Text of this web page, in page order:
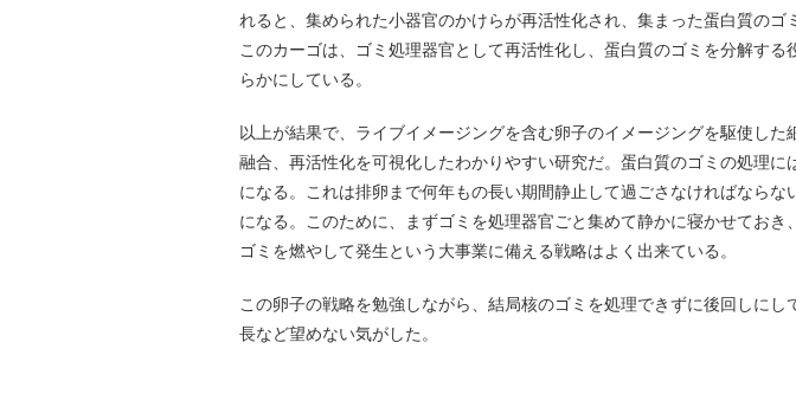
れると、集められた小器官のかけらが再活性化され、集まった蛋白質のゴ
このカーゴは、ゴミ処理器官として再活性化し、蛋白質のゴミを分解する
らかにしている。
以上が結果で、ライブイメージングを含む卵子のイメージングを駆使した
融合、再活性化を可視化したわかりやすい研究だ。蛋白質のゴミの処理に
になる。これは排卵まで何年もの長い期間静止して過ごさなければならな
になる。このために、まずゴミを処理器官ごと集めて静かに寝かせておき
ゴミを燃やして発生という大事業に備える戦略はよく出来ている。
この卵子の戦略を勉強しながら、結局核のゴミを処理できずに後回しにし
長など望めない気がした。